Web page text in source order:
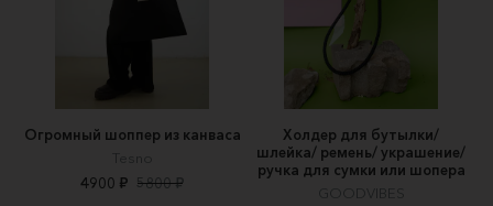
Огромный шоппер из канваса
Tesno
4900 ₽ 5800 ₽
Холдер для бутылки/
шлейка/ ремень/ украшение/
ручка для сумки или шопера
GOODVIBES